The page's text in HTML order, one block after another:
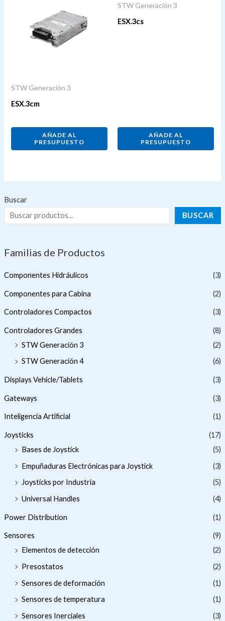
Buscar
BUSCAR
Familias de Productos
Componentes Hidráulicos (3)
Componentes para Cabina (2)
Controladores Compactos (3)
Controladores Grandes
(8)
STW Generación 3
(2)
STW Generación 4
(6)
Displays Vehicle/Tablets (3)
Gateways (3)
Inteligencia Artificial (1)
Joysticks
(17)
Bases de Joystick
(5)
Empuñaduras Electrónicas para Joystick
(3)
Joysticks por Industria
(5)
Universal Handles
(4)
Power Distribution (1)
Sensores
(9)
Elementos de detección
(2)
Presostatos
(2)
Sensores de deformación
(1)
Sensores de temperatura
(1)
Sensores Inerciales
(3)
STW Generación 3
ESX.3cm
AÑADE AL
PRESUPUESTO
STW Generación 3
ESX.3cs
AÑADE AL
PRESUPUESTO